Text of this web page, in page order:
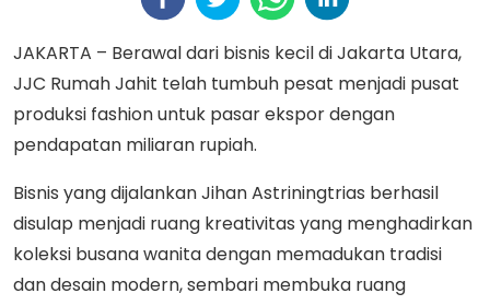
JAKARTA – Berawal dari bisnis kecil di Jakarta Utara,
JJC Rumah Jahit telah tumbuh pesat menjadi pusat
produksi fashion untuk pasar ekspor dengan
pendapatan miliaran rupiah.
Bisnis yang dijalankan Jihan Astriningtrias berhasil
disulap menjadi ruang kreativitas yang menghadirkan
koleksi busana wanita dengan memadukan tradisi
dan desain modern, sembari membuka ruang